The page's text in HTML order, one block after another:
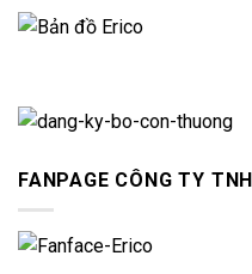
FANPAGE CÔNG TY